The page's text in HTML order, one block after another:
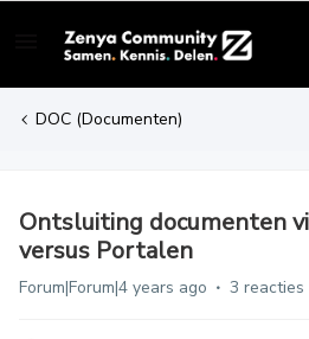
DOC (Documenten)
Ontsluiting documenten
versus Portalen
Forum|Forum|4 years ago 3 reacties